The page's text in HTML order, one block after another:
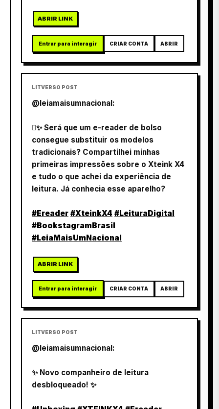
ABRIR LINK
Entrar para interagir CRIAR CONTA ABRIR
LITVERSO POST
@leiamaisumnacional:
✨ Será que um e-reader de bolso
consegue substituir os modelos
tradicionais? Compartilhei minhas
primeiras impressões sobre o Xteink X4
e tudo o que achei da experiência de
leitura. Já conhecia esse aparelho?
#Ereader #XteinkX4 #LeituraDigital
#BookstagramBrasil
#LeiaMaisUmNacional
ABRIR LINK
Entrar para interagir CRIAR CONTA ABRIR
LITVERSO POST
@leiamaisumnacional:
✨ Novo companheiro de leitura
desbloqueado! ✨